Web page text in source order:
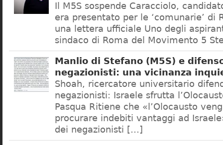
Il M5S sospende Caracciolo,
era presentato per le ‘comunarie’ di
una lettera ufficiale Uno degli
sindaco di Roma del Movimento 5
Manlio di Stefano (M5S) e
negazionisti: una vicinanza
Shoah, ricercatore universitario
negazionisti: Israele sfrutta
Pasqua Ritiene che «l’Olocausto
procurare indebiti vantaggi ad
dei negazionisti […]